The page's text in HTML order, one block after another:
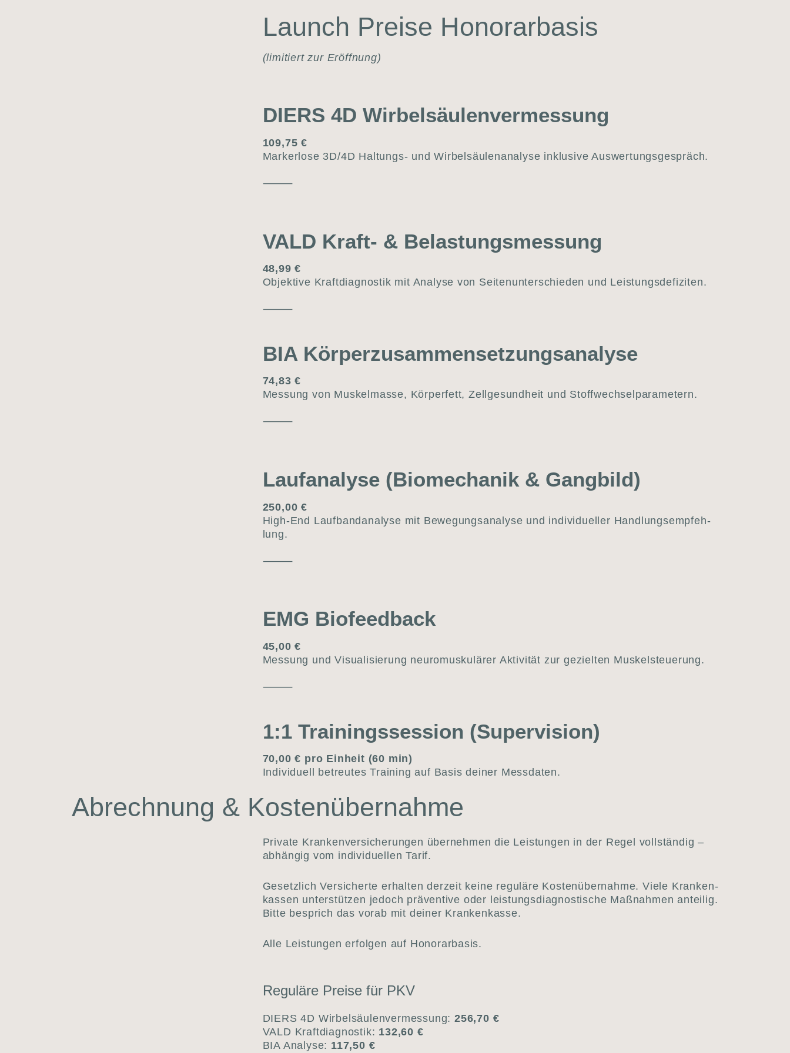
Launch Prei­se Hono­rar­ba­sis
(limi­tiert zur Eröff­nung)
DIERS 4D Wirbelsäulen­vermessung
109,75 €
Mark­erlo­se 3D/4D Hal­tungs- und Wir­bel­säu­len­ana­ly­se inklu­si­ve Aus­wer­tungs­ge­spräch.
⸻
VALD Kraft- & Belas­tungs­mes­sung
48,99 €
Objek­ti­ve Kraft­dia­gnos­tik mit Ana­ly­se von Sei­ten­un­ter­schie­den und Leis­tungs­de­fi­zi­ten.
⸻
BIA Körper­zusammen­setzungs­analyse
74,83 €
Mes­sung von Mus­kel­mas­se, Kör­per­fett, Zell­ge­sund­heit und Stoff­wech­sel­pa­ra­me­tern.
⸻
Lauf­ana­ly­se (Bio­me­cha­nik & Gang­bild)
250,00 €
High-End Lauf­band­ana­ly­se mit Bewe­gungs­ana­ly­se und indi­vi­du­el­ler Hand­lungs­emp­feh­
lung.
⸻
EMG Bio­feed­back
45,00 €
Mes­sung und Visua­li­sie­rung neu­ro­mus­ku­lä­rer Akti­vi­tät zur geziel­ten Mus­kel­steue­rung.
⸻
1:1 Trai­nings­ses­si­on (Super­vi­si­on)
70,00 € pro Ein­heit (60 min)
Indi­vi­du­ell betreu­tes Trai­ning auf Basis dei­ner Mess­da­ten.
Abrech­nung & Kos­ten­über­nah­me
Pri­va­te Kran­ken­ver­si­che­run­gen über­neh­men die Leis­tun­gen in der Regel voll­stän­dig –
abhän­gig vom indi­vi­du­el­len Tarif.
Gesetz­lich Ver­si­cher­te erhal­ten der­zeit kei­ne regu­lä­re Kos­ten­über­nah­me. Vie­le Kran­ken­
kas­sen unter­stüt­zen jedoch prä­ven­ti­ve oder leis­tungs­dia­gnos­ti­sche Maß­nah­men antei­lig.
Bit­te besprich das vor­ab mit dei­ner Kran­ken­kas­se.
Alle Leis­tun­gen erfol­gen auf Hono­rar­ba­sis.
Regu­lä­re Prei­se für PKV
DIERS 4D Wirbelsäulen­vermessung: 256,70 €
VALD Kraft­dia­gnos­tik: 132,60 €
BIA Ana­ly­se: 117,50 €